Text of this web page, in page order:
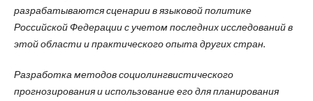
разрабатываются сценарии в языковой политике
Российской Федерации с учетом последних исследований в
этой области и практического опыта других стран.
Разработка методов социолингвистического
прогнозирования и использование его для планирования